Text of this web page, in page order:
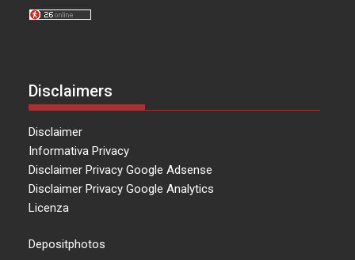
Disclaimers
Disclaimer
Informativa Privacy
Disclaimer Privacy Google Adsense
Disclaimer Privacy Google Analytics
Licenza
Depositphotos